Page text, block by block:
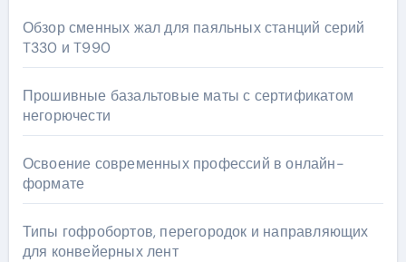
Обзор сменных жал для паяльных станций серий
T330 и T990
Прошивные базальтовые маты с сертификатом
негорючести
Освоение современных профессий в онлайн-
формате
Типы гофробортов, перегородок и направляющих
для конвейерных лент